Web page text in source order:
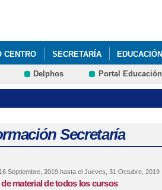
CENTRO SECRETARÍA EDUCACIÓN
Delphos Portal Educación
Secretaría
Septiembre, 2019hasta el Jueves, 31 Octubre, 2019
de material de todos los cursos